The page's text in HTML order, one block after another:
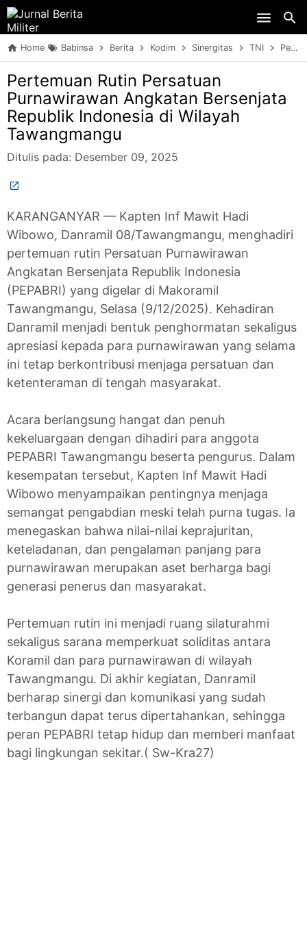
Home Babinsa Berita Kodim Sinergitas TNI Pertemuan Rutin Persatuan Purnawirawan Angkatan Bersenjata Republik Indonesia di Wilayah Tawangmangu
Pertemuan Rutin Persatuan
Purnawirawan Angkatan Bersenjata
Republik Indonesia di Wilayah
Tawangmangu
Ditulis pada: Desember 09, 2025
KARANGANYAR — Kapten Inf Mawit Hadi
Wibowo, Danramil 08/Tawangmangu, menghadiri
pertemuan rutin Persatuan Purnawirawan
Angkatan Bersenjata Republik Indonesia
(PEPABRI) yang digelar di Makoramil
Tawangmangu, Selasa (9/12/2025). Kehadiran
Danramil menjadi bentuk penghormatan sekaligus
apresiasi kepada para purnawirawan yang selama
ini tetap berkontribusi menjaga persatuan dan
ketenteraman di tengah masyarakat.
Acara berlangsung hangat dan penuh
kekeluargaan dengan dihadiri para anggota
PEPABRI Tawangmangu beserta pengurus. Dalam
kesempatan tersebut, Kapten Inf Mawit Hadi
Wibowo menyampaikan pentingnya menjaga
semangat pengabdian meski telah purna tugas. Ia
menegaskan bahwa nilai-nilai keprajuritan,
keteladanan, dan pengalaman panjang para
purnawirawan merupakan aset berharga bagi
generasi penerus dan masyarakat.
Pertemuan rutin ini menjadi ruang silaturahmi
sekaligus sarana memperkuat soliditas antara
Koramil dan para purnawirawan di wilayah
Tawangmangu. Di akhir kegiatan, Danramil
berharap sinergi dan komunikasi yang sudah
terbangun dapat terus dipertahankan, sehingga
peran PEPABRI tetap hidup dan memberi manfaat
bagi lingkungan sekitar.( Sw-Kra27)